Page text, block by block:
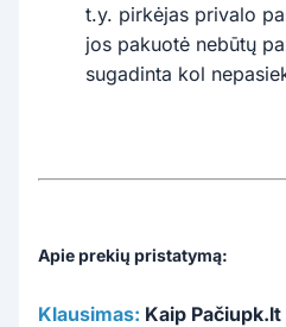
t.y. pirkėjas privalo
jos pakuotė nebūtų
sugadinta kol
Apie prekių pristatymą:
Klausimas: Kaip